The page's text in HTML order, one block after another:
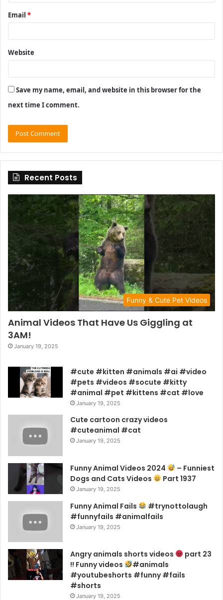
Email *
Website
Save my name, email, and website in this browser for the
next time I comment.
Recent Posts
Funny & Cute Pet Videos
Animal Videos That Have Us Giggling at
3AM!
January 19, 2025
#cute #kitten #animals #ai #video
#pets #videos #socute #kitty
#animal #pet #kittens #cat #love
January 19, 2025
Cute cartoon crazy videos
#cuteanimal #cat
January 19, 2025
Funny Animal Videos 2024
– Funniest
Dogs and Cats Videos
Part 1937
January 19, 2025
Funny Animal Fails
#trynottolaugh
#funnyfails #animalfails
January 19, 2025
Angry animals shorts videos
part 23
!! Funny videos
#animals
#youtubeshorts #funny #fails
#shorts
January 19, 2025